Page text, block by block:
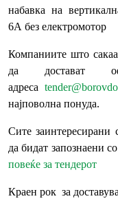
набавка на
6A без електромотор
Компаниите што
да достават
адреса
најповолна понуда.
Сите заинтересирани
да бидат запознаени
повеќе за тендерот
Краен рок за